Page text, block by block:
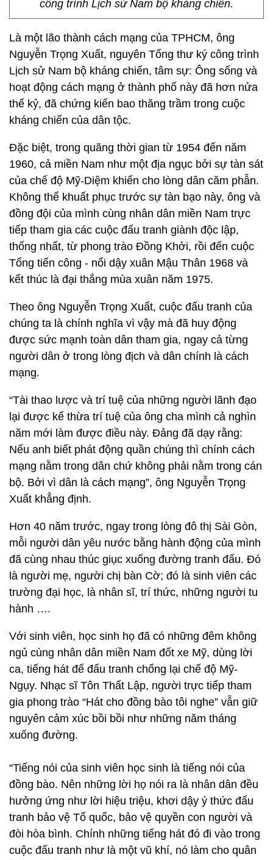
công trình Lịch sử Nam bộ kháng chiến.
Là một lão thành cách mạng của TPHCM, ông
Nguyễn Trọng Xuất, nguyên Tổng thư ký công trình
Lịch sử Nam bộ kháng chiến, tâm sự: Ông sống và
hoạt động cách mạng ở thành phố này đã hơn nửa
thế kỷ, đã chứng kiến bao thăng trầm trong cuộc
kháng chiến của dân tộc.
Đặc biệt, trong quãng thời gian từ 1954 đến năm
1960, cả miền Nam như một địa ngục bởi sự tàn sát
của chế độ Mỹ-Diệm khiến cho lòng dân căm phẫn.
Không thể khuất phục trước sự tàn bạo này, ông và
đồng đội của mình cùng nhân dân miền Nam trực
tiếp tham gia các cuộc đấu tranh giành độc lập,
thống nhất, từ phong trào Đồng Khởi, rồi đến cuộc
Tổng tiến công - nổi dậy xuân Mậu Thân 1968 và
kết thúc là đại thắng mùa xuân năm 1975.
Theo ông Nguyễn Trọng Xuất, cuộc đấu tranh của
chúng ta là chính nghĩa vì vậy mà đã huy động
được sức mạnh toàn dân tham gia, ngay cả từng
người dân ở trong lòng địch và dân chính là cách
mạng.
“Tài thao lược và trí tuệ của những người lãnh đạo
lại được kế thừa trí tuệ của ông cha mình cả nghìn
năm mới làm được điều này. Đảng đã dạy rằng:
Nếu anh biết phát động quần chúng thì chính cách
mạng nằm trong dân chứ không phải nằm trong cán
bộ. Bởi vì dân là cách mạng”, ông Nguyễn Trọng
Xuất khẳng định.
Hơn 40 năm trước, ngay trong lòng đô thị Sài Gòn,
mỗi người dân yêu nước bằng hành động của mình
đã cùng nhau thúc giục xuống đường tranh đấu. Đó
là người mẹ, người chị bàn Cờ; đó là sinh viên các
trường đại học, là nhân sĩ, trí thức, những người tu
hành ….
Với sinh viên, học sinh họ đã có những đêm không
ngủ cùng nhân dân miền Nam đốt xe Mỹ, dùng lời
ca, tiếng hát để đấu tranh chống lại chế độ Mỹ-
Ngụy. Nhạc sĩ Tôn Thất Lập, người trực tiếp tham
gia phong trào “Hát cho đồng bào tôi nghe” vẫn giữ
nguyên cảm xúc bồi bồi như những năm tháng
xuống đường.
“Tiếng nói của sinh viên học sinh là tiếng nói của
đồng bào. Nên những lời họ nói ra là nhân dân đều
hưởng ứng như lời hiệu triệu, khơi dậy ý thức đấu
tranh bảo vệ Tổ quốc, bảo vệ quyền con người và
đòi hòa bình. Chính những tiếng hát đó đi vào trong
cuộc đấu tranh như là một vũ khí, nó làm cho quân